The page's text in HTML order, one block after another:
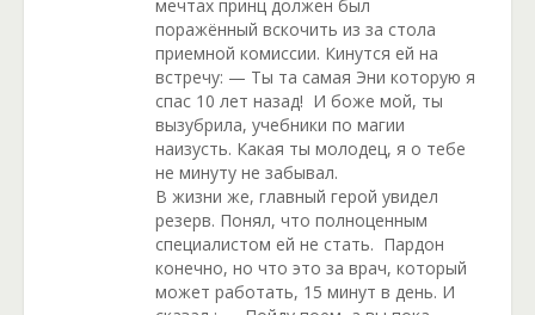
мечтах принц должен был
поражённый вскочить из за стола
приемной комиссии. Кинутся ей на
встречу: — Ты та самая Эни которую я
спас 10 лет назад! И боже мой, ты
вызубрила, учебники по магии
наизусть. Какая ты молодец, я о тебе
не минуту не забывал.
В жизни же, главный герой увидел
резерв. Понял, что полноценным
специалистом ей не стать. Пардон
конечно, но что это за врач, который
может работать, 15 минут в день. И